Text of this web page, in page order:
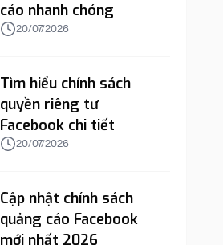
cáo nhanh chóng
20/07/2026
Tìm hiểu chính sách
quyền riêng tư
Facebook chi tiết
20/07/2026
Cập nhật chính sách
quảng cáo Facebook
mới nhất 2026